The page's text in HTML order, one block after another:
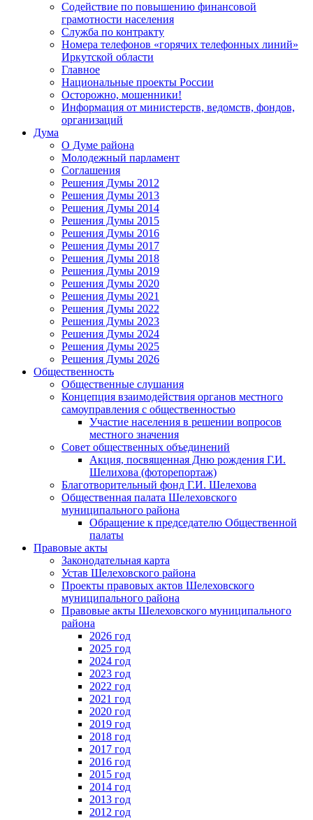
Содействие по повышению финансовой
грамотности населения
Служба по контракту
Номера телефонов «горячих телефонных линий»
Иркутской области
Главное
Национальные проекты России
Осторожно, мошенники!
Информация от министерств, ведомств, фондов,
организаций
Дума
О Думе района
Молодежный парламент
Соглашения
Решения Думы 2012
Решения Думы 2013
Решения Думы 2014
Решения Думы 2015
Решения Думы 2016
Решения Думы 2017
Решения Думы 2018
Решения Думы 2019
Решения Думы 2020
Решения Думы 2021
Решения Думы 2022
Решения Думы 2023
Решения Думы 2024
Решения Думы 2025
Решения Думы 2026
Общественность
Общественные слушания
Концепция взаимодействия органов местного
самоуправления с общественностью
Участие населения в решении вопросов
местного значения
Совет общественных объединений
Акция, посвященная Дню рождения Г.И.
Шелихова (фоторепортаж)
Благотворительный фонд Г.И. Шелехова
Общественная палата Шелеховского
муниципального района
Обращение к председателю Общественной
палаты
Правовые акты
Законодательная карта
Устав Шелеховского района
Проекты правовых актов Шелеховского
муниципального района
Правовые акты Шелеховского муниципального
района
2026 год
2025 год
2024 год
2023 год
2022 год
2021 год
2020 год
2019 год
2018 год
2017 год
2016 год
2015 год
2014 год
2013 год
2012 год